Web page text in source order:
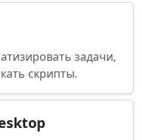
задачи,
скрипты.